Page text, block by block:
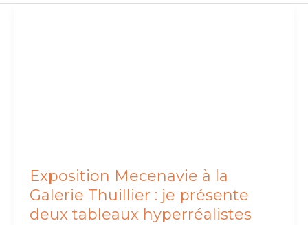
Exposition Mecenavie à la
Galerie Thuillier : je présente
deux tableaux hyperréalistes